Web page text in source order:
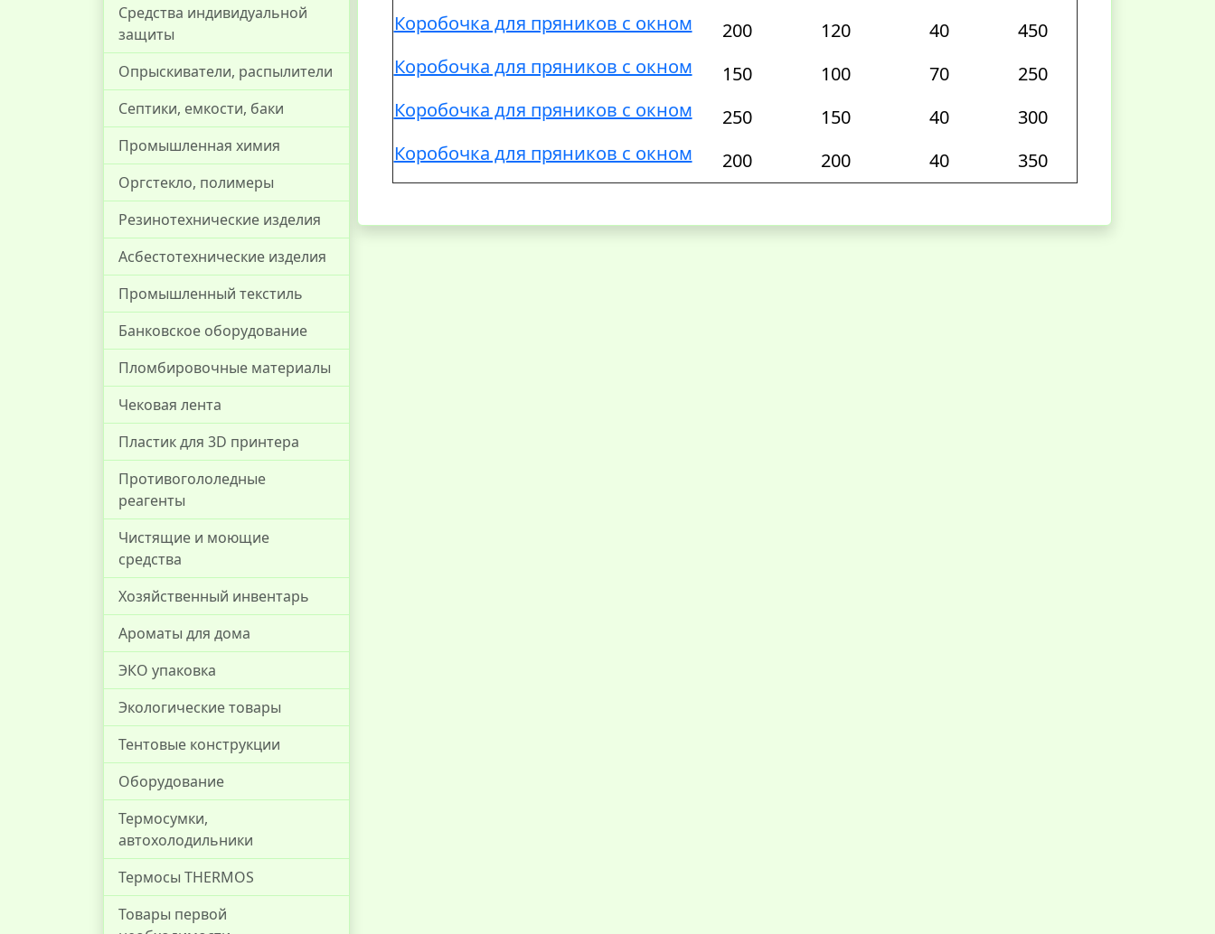
Средства индивидуальной
защиты
Опрыскиватели, распылители
Септики, емкости, баки
Промышленная химия
Оргстекло, полимеры
Резинотехнические изделия
Асбестотехнические изделия
Промышленный текстиль
Банковское оборудование
Пломбировочные материалы
Чековая лента
Пластик для 3D принтера
Противогололедные
реагенты
Чистящие и моющие
средства
Хозяйственный инвентарь
Ароматы для дома
ЭКО упаковка
Экологические товары
Тентовые конструкции
Оборудование
Термосумки,
автохолодильники
Термосы THERMOS
Товары первой
Коробочка для пряников с окном
200 120 40
450
Коробочка для пряников с окном
150 100 70
250
Коробочка для пряников с окном
250 150 40
300
Коробочка для пряников с окном
200 200 40 350